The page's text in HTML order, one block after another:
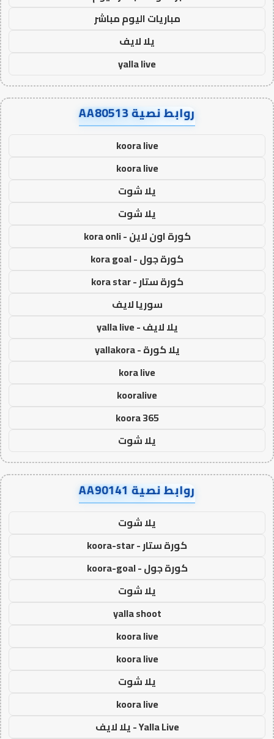
مباريات اليوم مباشر
يلا لايف
yalla live
روابط نصية AA80513
koora live
koora live
يلا شوت
يلا شوت
كورة اون لاين - kora onli
كورة جول - kora goal
كورة ستار - kora star
سوريا لايف
يلا لايف - yalla live
يلا كورة - yallakora
kora live
kooralive
koora 365
يلا شوت
روابط نصية AA90141
يلا شوت
كورة ستار - koora-star
كورة جول - koora-goal
يلا شوت
yalla shoot
koora live
koora live
يلا شوت
koora live
Yalla Live - يلا لايف